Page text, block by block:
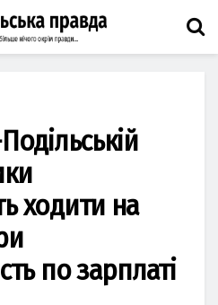
ходити на
по зарплаті